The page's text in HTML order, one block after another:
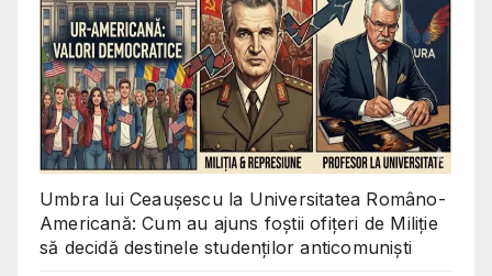
Umbra lui Ceaușescu la Universitatea Româno-
Americană: Cum au ajuns foștii ofițeri de Miliție
să decidă destinele studenților anticomuniști